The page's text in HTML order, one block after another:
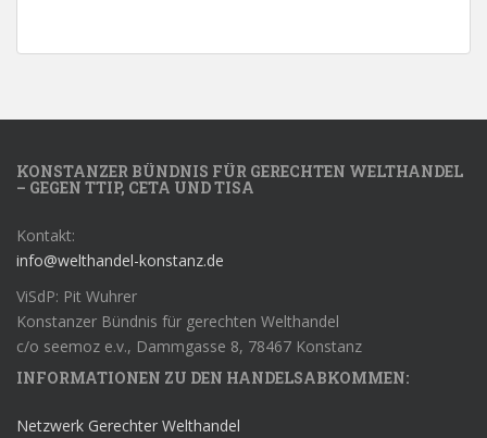
KONSTANZER BÜNDNIS FÜR GERECHTEN WELTHANDEL
– GEGEN TTIP, CETA UND TISA
Kontakt:
info@welthandel-konstanz.de
ViSdP: Pit Wuhrer
Konstanzer Bündnis für gerechten Welthandel
c/o seemoz e.v., Dammgasse 8, 78467 Konstanz
INFORMATIONEN ZU DEN HANDELSABKOMMEN:
Netzwerk Gerechter Welthandel